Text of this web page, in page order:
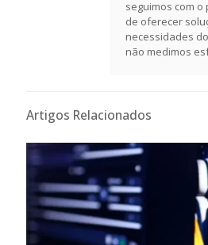
seguimos com
de oferecer
necessidades
não medimos
Artigos Relacionados